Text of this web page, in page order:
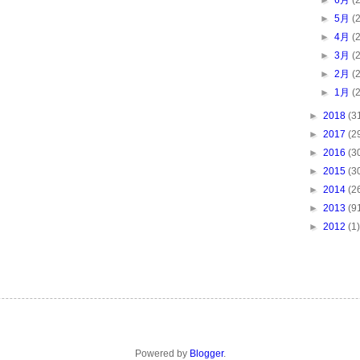
►5月
►4月
►3月
►2月
► 1月
► 2018
► 2017
► 2016
► 2015
► 2014
► 2013
► 2012 (1)
Powered by Blogger.